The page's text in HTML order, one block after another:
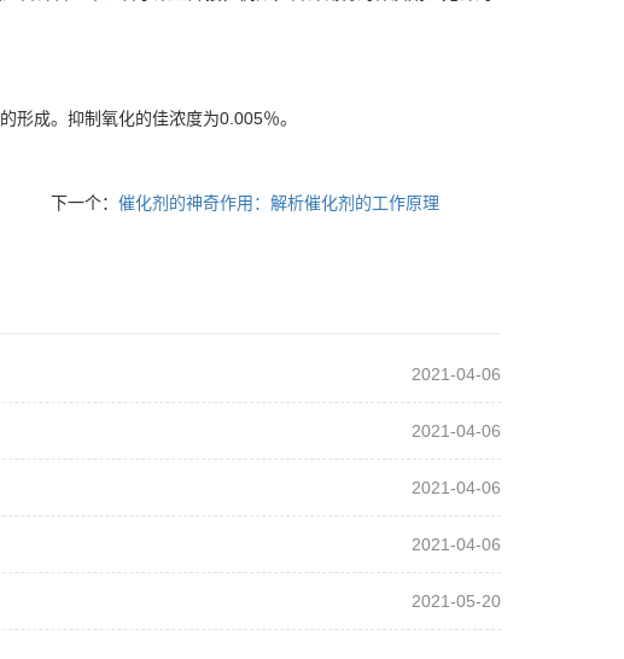
形成。抑制氧化的佳浓度为0.005％。
下一个：催化剂的神奇作用：解析催化剂的工作原理
2021-04-06
2021-04-06
2021-04-06
2021-04-06
2021-05-20